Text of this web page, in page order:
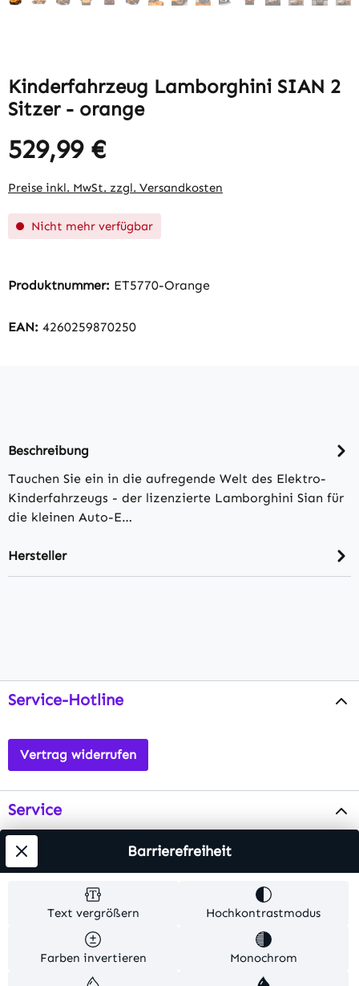
Kinderfahrzeug Lamborghini SIAN 2
Sitzer - orange
Regulärer Preis:
529,99 €
Preise inkl. MwSt. zzgl. Versandkosten
Nicht mehr verfügbar
Produktnummer: ET5770-Orange
EAN: 4260259870250
Beschreibung
Tauchen Sie ein in die aufregende Welt des Elektro-
Kinderfahrzeugs - der lizenzierte Lamborghini Sian für
die kleinen Auto-E…
Hersteller
Service-Hotline
Vertrag widerrufen
Service
Info
Alle Preise inkl. gesetzl. Mehrwertsteuer zzgl.
Versandkosten . Alle Artikelangaben sind
Herstellerangaben und ohne Gewähr.
Text vergrößern Hochkontrastmodus
Farben invertieren Monochrom
Barrierefreiheit